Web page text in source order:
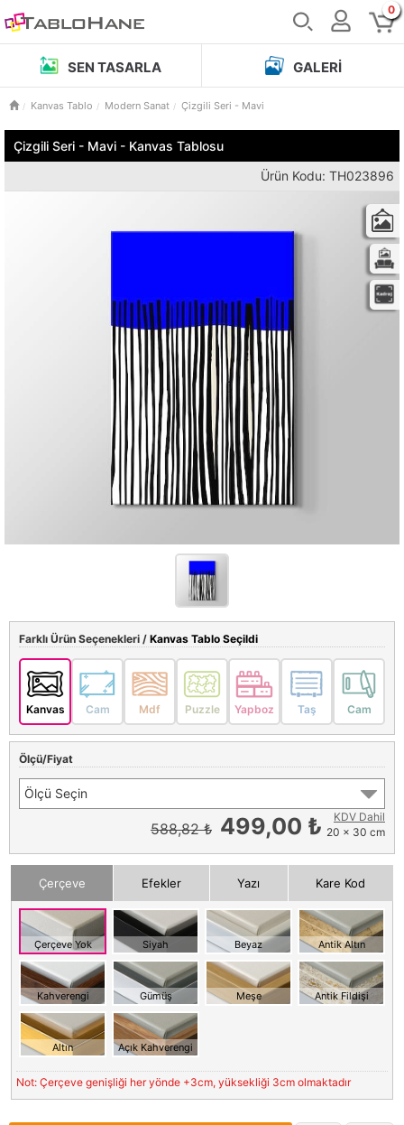
0
SEN TASARLA GALERI
Kanvas Tablo Modern Sanat Çizgili Seri - Mavi
Çizgili Seri - Mavi - Kanvas Tablosu
Ürün Kodu: TH023896
Farklı Ürün Seçenekleri / Kanvas Tablo Seçildi
Kanvas Cam Mdf Puzzle Yapboz Taş Cam
Ölçü/Fiyat
Ölçü Seçin
588,82 ₺ 499,00 ₺
KDV Dahil
20 x 30 cm
Çerçeve Efekler Yazı Kare Kod
Çerçeve Yok Siyah Beyaz Antik Altın
Kahverengi Gümüş Meşe Antik Fildişi
Altın Açık Kahverengi
Not: Çerçeve genişliği her yönde +3cm, yüksekliği 3cm olmaktadır